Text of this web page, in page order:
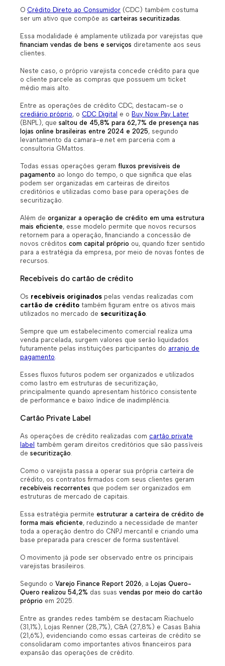
O Crédito Direto ao Consumidor (CDC) também costuma
ser um ativo que compõe as carteiras securitizadas.
Essa modalidade é amplamente utilizada por varejistas que
financiam vendas de bens e serviços diretamente aos seus
clientes.
Neste caso, o próprio varejista concede crédito para que
o cliente parcele as compras que possuem um ticket
médio mais alto.
Entre as operações de crédito CDC, destacam-se o
crediário próprio, o CDC Digital e o Buy Now Pay Later
(BNPL), que saltou de 45,8% para 62,7% de presença nas
lojas online brasileiras entre 2024 e 2025, segundo
levantamento da camara-e.net em parceria com a
consultoria GMattos.
Todas essas operações geram fluxos previsíveis de
pagamento ao longo do tempo, o que significa que elas
podem ser organizadas em carteiras de direitos
creditórios e utilizadas como base para operações de
securitização.
Além de organizar a operação de crédito em uma estrutura
mais eficiente, esse modelo permite que novos recursos
retornem para a operação, financiando a concessão de
novos créditos com capital próprio ou, quando fizer sentido
para a estratégia da empresa, por meio de novas fontes de
recursos.
Recebíveis do cartão de crédito
Os recebíveis originados pelas vendas realizadas com
cartão de crédito também figuram entre os ativos mais
utilizados no mercado de securitização.
Sempre que um estabelecimento comercial realiza uma
venda parcelada, surgem valores que serão liquidados
futuramente pelas instituições participantes do arranjo de
pagamento.
Esses fluxos futuros podem ser organizados e utilizados
como lastro em estruturas de securitização,
principalmente quando apresentam histórico consistente
de performance e baixo índice de inadimplência.
Cartão Private Label
As operações de crédito realizadas com cartão private
label também geram direitos creditórios que são passíveis
de securitização.
Como o varejista passa a operar sua própria carteira de
crédito, os contratos firmados com seus clientes geram
recebíveis recorrentes que podem ser organizados em
estruturas de mercado de capitais.
Essa estratégia permite estruturar a carteira de crédito de
forma mais eficiente, reduzindo a necessidade de manter
toda a operação dentro do CNPJ mercantil e criando uma
base preparada para crescer de forma sustentável.
O movimento já pode ser observado entre os principais
varejistas brasileiros.
Segundo o Varejo Finance Report 2026, a Lojas Quero-
Quero realizou 54,2% das suas vendas por meio do cartão
próprio em 2025.
Entre as grandes redes também se destacam Riachuelo
(31,1%), Lojas Renner (28,7%), C&A (27,8%) e Casas Bahia
(21,6%), evidenciando como essas carteiras de crédito se
consolidaram como importantes ativos financeiros para
expansão das operações de crédito.